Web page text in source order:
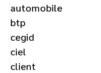
automobile
btp
cegid
ciel
client